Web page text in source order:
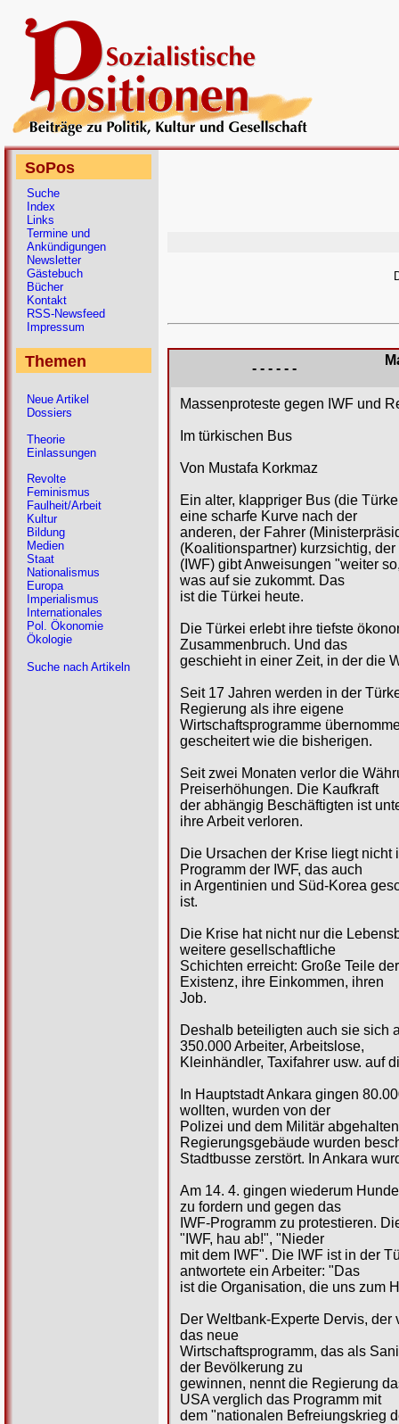
- - - - - -
Massenproteste gegen IWF und
Im türkischen Bus
Von Mustafa Korkmaz
Ein alter, klappriger Bus (die
eine scharfe Kurve nach der
anderen, der Fahrer
(Koalitionspartner) kurzsichtig,
(IWF) gibt Anweisungen "weiter
was auf sie zukommt. Das
ist die Türkei heute.
Die Türkei erlebt ihre tiefste
Zusammenbruch. Und das
geschieht in einer Zeit, in der die
Seit 17 Jahren werden in der
Regierung als ihre eigene
Wirtschaftsprogramme
gescheitert wie die bisherigen.
Seit zwei Monaten verlor die
Preiserhöhungen. Die Kaufkraft
der abhängig Beschäftigten ist
ihre Arbeit verloren.
Die Ursachen der Krise liegt
Programm der IWF, das auch
in Argentinien und Süd-Korea
ist.
Die Krise hat nicht nur die
weitere gesellschaftliche
Schichten erreicht: Große Teile
Existenz, ihre Einkommen, ihren
Job.
Deshalb beteiligten auch sie sich
350.000 Arbeiter, Arbeitslose,
Kleinhändler, Taxifahrer usw. auf
In Hauptstadt Ankara gingen
wollten, wurden von der
Polizei und dem Militär
Regierungsgebäude wurden
Stadtbusse zerstört. In Ankara
Am 14. 4. gingen wiederum
zu fordern und gegen das
IWF-Programm zu protestieren.
"IWF, hau ab!", "Nieder
mit dem IWF". Die IWF ist in der
antwortete ein Arbeiter: "Das
ist die Organisation, die uns zum
Der Weltbank-Experte Dervis,
das neue
Wirtschaftsprogramm, das als
der Bevölkerung zu
gewinnen, nennt die Regierung
USA verglich das Programm mit
dem "nationalen Befreiungskrieg
SoPos
Suche
Index
Links
Termine und
Ankündigungen
Newsletter
Gästebuch
Bücher
Kontakt
RSS-Newsfeed
Impressum
Themen
Neue Artikel
Dossiers
Theorie
Einlassungen
Revolte
Feminismus
Faulheit/Arbeit
Kultur
Bildung
Medien
Staat
Nationalismus
Europa
Imperialismus
Internationales
Pol. Ökonomie
Ökologie
Suche nach Artikeln